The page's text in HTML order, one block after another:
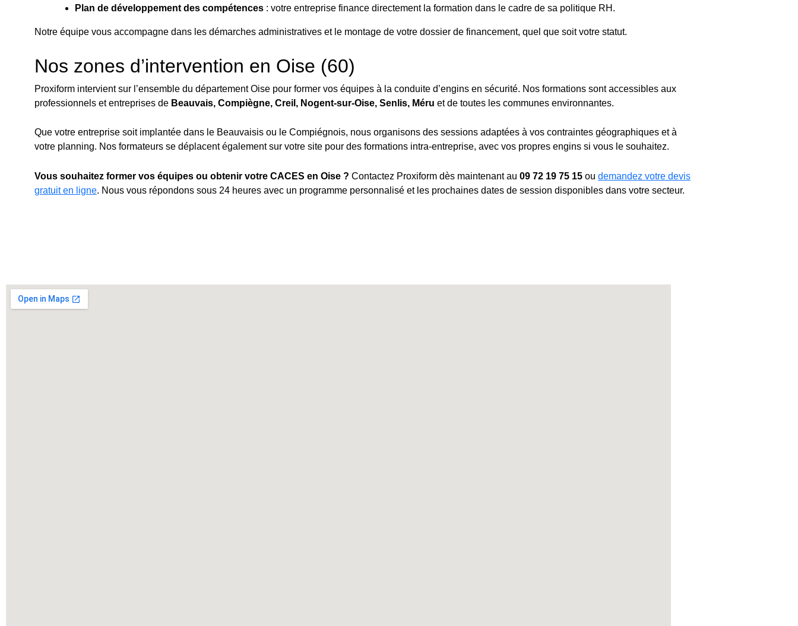
Plan de développement des compétences : votre entreprise finance directement la formation dans le cadre de sa politique RH.
Notre équipe vous accompagne dans les démarches administratives et le montage de votre dossier de financement, quel que soit votre statut.
Nos zones d’intervention en Oise (60)
Proxiform intervient sur l’ensemble du département Oise pour former vos équipes à la conduite d’engins en sécurité. Nos formations sont accessibles aux
professionnels et entreprises de Beauvais, Compiègne, Creil, Nogent-sur-Oise, Senlis, Méru et de toutes les communes environnantes.
Que votre entreprise soit implantée dans le Beauvaisis ou le Compiégnois, nous organisons des sessions adaptées à vos contraintes géographiques et à
votre planning. Nos formateurs se déplacent également sur votre site pour des formations intra-entreprise, avec vos propres engins si vous le souhaitez.
Vous souhaitez former vos équipes ou obtenir votre CACES en Oise ? Contactez Proxiform dès maintenant au 09 72 19 75 15 ou demandez votre devis
gratuit en ligne. Nous vous répondons sous 24 heures avec un programme personnalisé et les prochaines dates de session disponibles dans votre secteur.